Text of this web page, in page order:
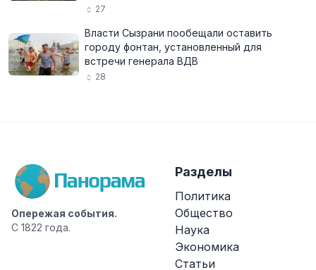
27
Власти Сызрани пообещали оставить
городу фонтан, установленный для
встречи генерала ВДВ
28
Опережая события.
С 1822 года.
Разделы
Политика
Общество
Наука
Экономика
Статьи